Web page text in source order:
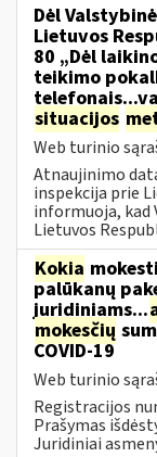
Dėl
Lietuvos
80 „Dėl
teikimo
situacijos
Web turinio
Atnaujinimo
inspekcija prie
informuoja, kad
Lietuvos
Kokia
palūkanų
juridiniams...
mokesčių
COVID-19
Web turinio
Registracijos
Prašymas
Juridiniai